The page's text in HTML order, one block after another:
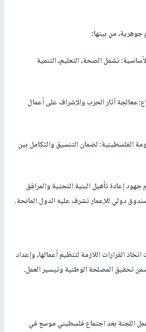
جوهرية، من بينها:
تشمل الصحة، التعليم، التنمية
معالجة آثار الحرب والإشراف على أعمال
الفلسطينية: لضمان التنسيق والتكامل بين
جهود إعادة تأهيل البنية التحتية والمرافق
دولي للإعمار تشرف عليه الدول المانحة.
القرارات اللازمة لتنظيم أعمالها، وإعداد
تحقيق المصلحة الوطنية وتيسير العمل.
اللجنة بعد اجتماع فلسطيني موسع في